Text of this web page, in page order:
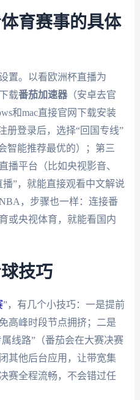
育赛事的具体
置。以看欧洲杯直播为
载番茄加速器（安卓去官
和mac直接官网下载安装
册登录后，选择“回国专线”
智能推荐最优的）；第三
播平台（比如央视影音、
”，就能直接观看中文解说
，步骤也一样：连接番
或央视体育，就能看国内
技巧
”，有几个小技巧：一是提前
高峰时段节点拥挤；二是
线路”（番茄会在大赛决赛
其他后台应用，让带宽集
赛全程流畅，不会错过任